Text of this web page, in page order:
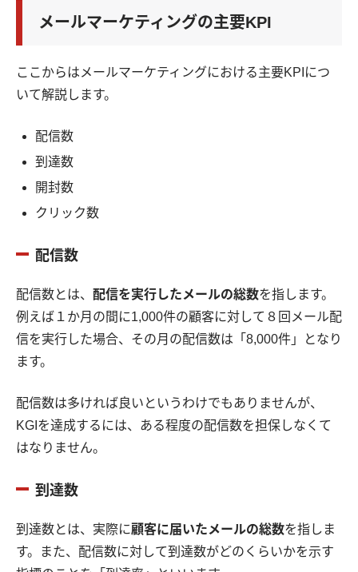
メールマーケティングの主要KPI
ここからはメールマーケティングにおける主要KPIにつ
いて解説します。
配信数
到達数
開封数
クリック数
配信数
配信数とは、 配信を実行したメールの総数を指します。
例えば１か月の間に1,000件の顧客に対して８回メール配
信を実行した場合、その月の配信数は「8,000件」となり
ます。
配信数は多ければ良いというわけでもありませんが、
KGIを達成するには、ある程度の配信数を担保しなくて
はなりません。
到達数
到達数とは、実際に顧客に届いたメールの総数を指しま
す。また、配信数に対して到達数がどのくらいかを示す